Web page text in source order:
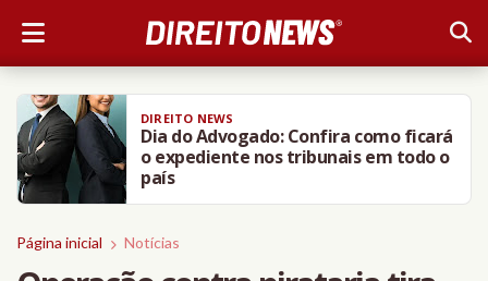
DIREITO NEWS
Dia do Advogado: Confira como ficará
o expediente nos tribunais em todo o
país
Página inicial Notícias